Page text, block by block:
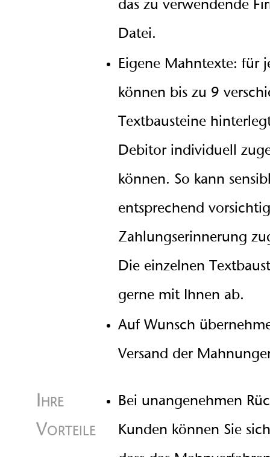
das zu verwendende
Datei.
Eigene Mahntexte: für
können bis zu 9
Textbausteine
Debitor individuell
können. So kann
entsprechend
Zahlungserinnerung
Die einzelnen
gerne mit Ihnen ab.
Auf Wunsch
Versand der
Ihre
Vorteile
Bei unangenehmen
Kunden können Sie